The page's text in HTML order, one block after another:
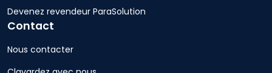
Devenez revendeur ParaSolution
Contact
Nous contacter